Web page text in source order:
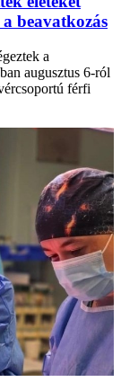
beavatkozás
a
augusztus 6-ról
férfi